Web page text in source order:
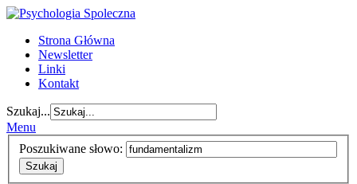
Strona Główna
Newsletter
Linki
Kontakt
Szukaj...
Menu
Poszukiwane słowo:
Szukaj